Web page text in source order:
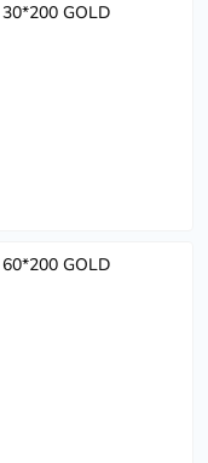
GOLD
GOLD